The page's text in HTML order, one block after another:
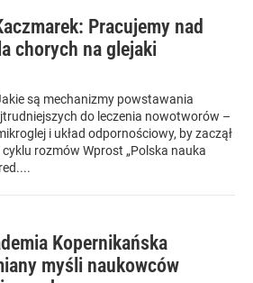
Pracujemy nad
chorych na glejaki
są mechanizmy powstawania
do leczenia nowotworów –
i układ odpornościowy, by zaczął
rozmów Wprost „Polska nauka
Kopernikańska
myśli naukowców